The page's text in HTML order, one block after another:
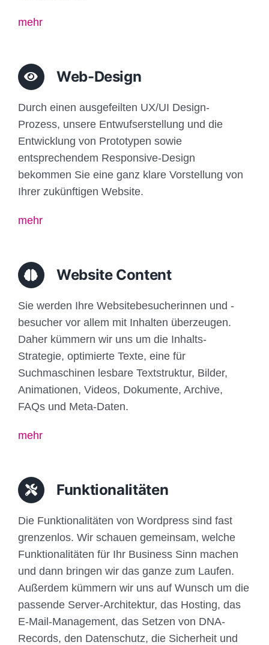
mehr
Web-Design
Durch einen ausgefeilten UX/UI Design-
Prozess, unsere Entwufserstellung und die
Entwicklung von Prototypen sowie
entsprechendem Responsive-Design
bekommen Sie eine ganz klare Vorstellung von
Ihrer zukünftigen Website.
mehr
Website Content
Sie werden Ihre Websitebesucherinnen und -
besucher vor allem mit Inhalten überzeugen.
Daher kümmern wir uns um die Inhalts-
Strategie, optimierte Texte, eine für
Suchmaschinen lesbare Textstruktur, Bilder,
Animationen, Videos, Dokumente, Archive,
FAQs und Meta-Daten.
mehr
Funktionalitäten
Die Funktionalitäten von Wordpress sind fast
grenzenlos. Wir schauen gemeinsam, welche
Funktionalitäten für Ihr Business Sinn machen
und dann bringen wir das ganze zum Laufen.
Außerdem kümmern wir uns auf Wunsch um die
passende Server-Architektur, das Hosting, das
E-Mail-Management, das Setzen von DNA-
Records, den Datenschutz, die Sicherheit und